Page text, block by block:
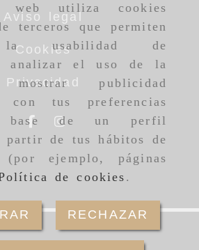
web utiliza cookies
terceros que permiten
la usabilidad de
analizar el uso de la
publicidad
con tus preferencias
base de un perfil
partir de tus hábitos de
(por ejemplo, páginas
de cookies .
RECHAZAR
Aviso legal
Cookies
Privacidad